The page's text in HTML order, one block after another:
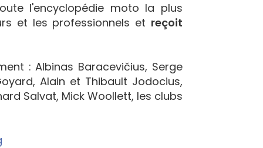
l'encyclopédie moto la plus
et les professionnels et reçoit
: Albinas Baracevičius, Serge
Alain et Thibault Jodocius,
Salvat, Mick Woollett, les clubs